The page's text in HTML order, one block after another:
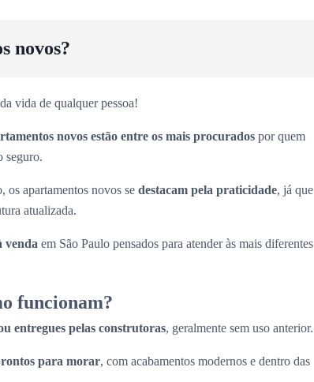
novos?
da vida de qualquer pessoa!
novos estão entre os mais procurados por quem
seguro.
os apartamentos novos se destacam pela praticidade, já que
atualizada.
venda em São Paulo pensados para atender às mais diferentes
funcionam?
entregues pelas construtoras, geralmente sem uso anterior.
para morar, com acabamentos modernos e dentro das